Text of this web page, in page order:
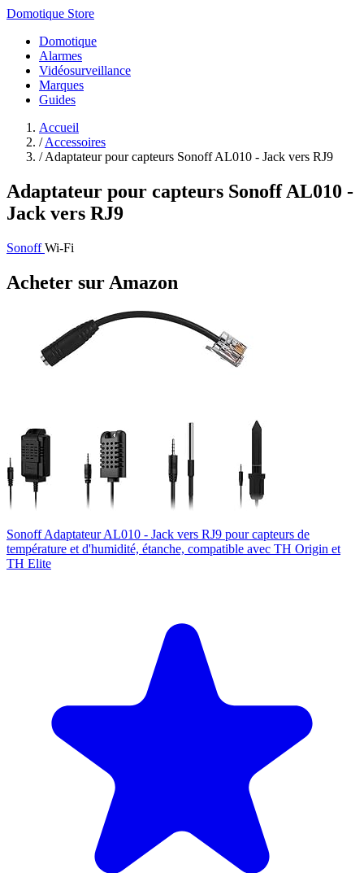
Domotique Store
Domotique
Alarmes
Vidéosurveillance
Marques
Guides
Accueil
/ Accessoires
/ Adaptateur pour capteurs Sonoff AL010 - Jack vers RJ9
Adaptateur pour capteurs Sonoff AL010 -
Jack vers RJ9
SonoffWi-Fi
Acheter sur Amazon
Sonoff Adaptateur AL010 - Jack vers RJ9 pour capteurs de
température et d'humidité, étanche, compatible avec TH Origin et
TH Elite